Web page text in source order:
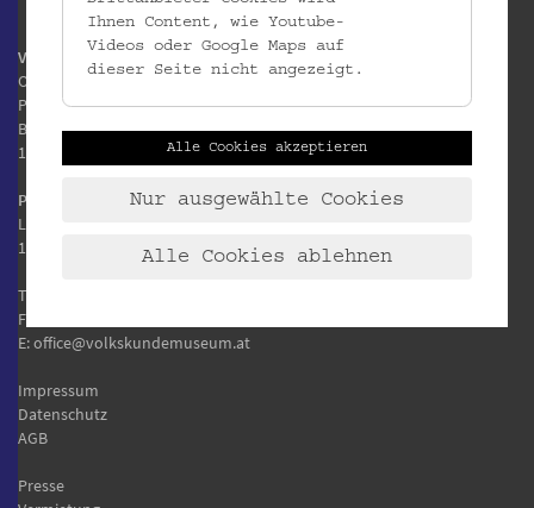
Volkskundemuseum Wien
Otto Wagner Areal
Pavillon 1
Baumgartner Höhe 1
1140 Wien
Postanschrift:
Laudongasse 15-19
1080 Wien
T:
F: +43 1 406 89 05.88
E:office@volkskundemuseum.at
Impressum
Datenschutz
AGB
Presse
Ihnen Content, wie Youtube-
Videos oder Google Maps auf
dieser Seite nicht angezeigt.
Alle Cookies akzeptieren
Nur ausgewählte Cookies
Alle Cookies ablehnen